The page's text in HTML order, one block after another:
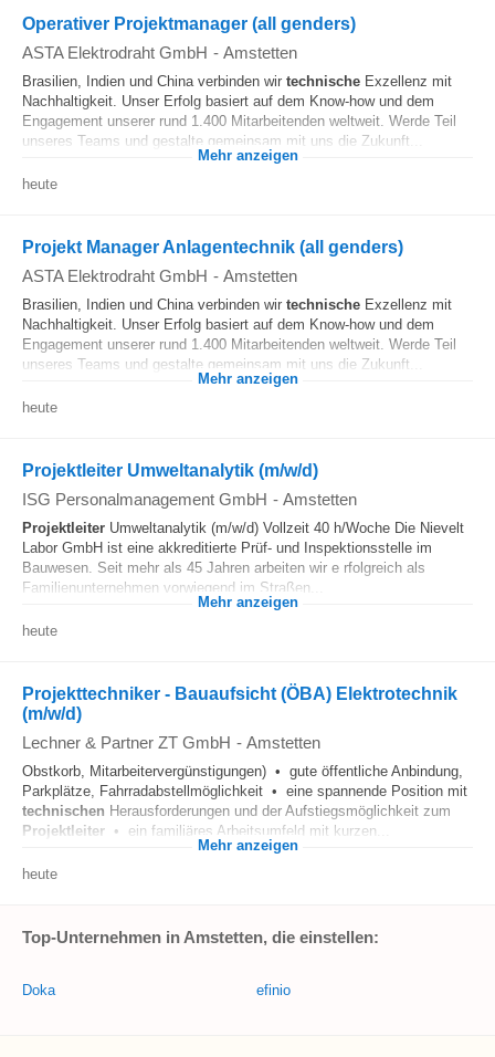
Operativer Projektmanager (all genders)
ASTA Elektrodraht GmbH - Amstetten
Brasilien, Indien und China verbinden wir technische Exzellenz mit
Nachhaltigkeit. Unser Erfolg basiert auf dem Know-how und dem
Engagement unserer rund 1.400 Mitarbeitenden weltweit. Werde Teil
unseres Teams und gestalte gemeinsam mit uns die Zukunft...
Mehr anzeigen
heute
Projekt Manager Anlagentechnik (all genders)
ASTA Elektrodraht GmbH - Amstetten
Brasilien, Indien und China verbinden wir technische Exzellenz mit
Nachhaltigkeit. Unser Erfolg basiert auf dem Know-how und dem
Engagement unserer rund 1.400 Mitarbeitenden weltweit. Werde Teil
unseres Teams und gestalte gemeinsam mit uns die Zukunft...
Mehr anzeigen
heute
Projektleiter Umweltanalytik (m/w/d)
ISG Personalmanagement GmbH - Amstetten
Projektleiter Umweltanalytik (m/w/d) Vollzeit 40 h/Woche Die Nievelt
Labor GmbH ist eine akkreditierte Prüf- und Inspektionsstelle im
Bauwesen. Seit mehr als 45 Jahren arbeiten wir e rfolgreich als
Familienunternehmen vorwiegend im Straßen...
Mehr anzeigen
heute
Projekttechniker - Bauaufsicht (ÖBA) Elektrotechnik
(m/w/d)
Lechner & Partner ZT GmbH - Amstetten
Obstkorb, Mitarbeitervergünstigungen) • gute öffentliche Anbindung,
Parkplätze, Fahrradabstellmöglichkeit • eine spannende Position mit
technischen Herausforderungen und der Aufstiegsmöglichkeit zum
Projektleiter • ein familiäres Arbeitsumfeld mit kurzen...
Mehr anzeigen
heute
Top-Unternehmen in Amstetten, die einstellen:
Doka efinio